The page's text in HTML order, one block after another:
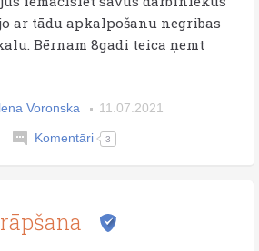
ar tādu apkalpošanu negribas
Bērnam 8gadi teica ņemt
Voronska 11.07.2021
Komentāri 3